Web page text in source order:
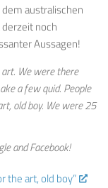
australischen
noch
Aussagen!
We were there
a few quid. People
old boy. We were 25
and Facebook!
the art, old boy”